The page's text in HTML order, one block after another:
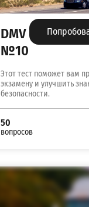
DMV CDL тест
№10
Этот тест поможет вам
экзамену и улучшить
безопасности.
50
вопросов